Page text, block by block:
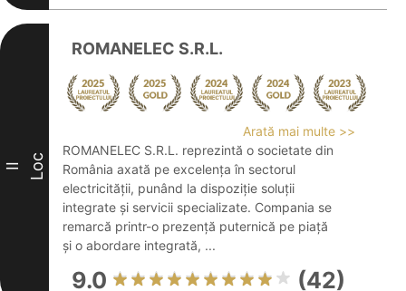
II Loc
ROMANELEC S.R.L.
Arată mai multe >>
ROMANELEC S.R.L. reprezintă o societate din
România axată pe excelența în sectorul
electricității, punând la dispoziție soluții
integrate și servicii specializate. Compania se
remarcă printr-o prezență puternică pe piață
și o abordare integrată, ...
9.0 (42)